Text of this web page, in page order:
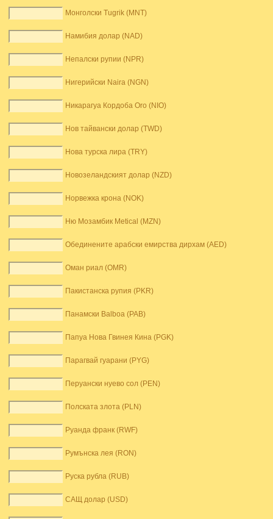
Монголски Tugrik (MNT)
Намибия долар (NAD)
Непалски рупии (NPR)
Нигерийски Naira (NGN)
Никарагуа Кордоба Oro (NIO)
Нов тайвански долар (TWD)
Нова турска лира (TRY)
Новозеландският долар (NZD)
Норвежка крона (NOK)
Ню Мозамбик Metical (MZN)
Обединените арабски емирства дирхам (AED)
Оман риал (OMR)
Пакистанска рупия (PKR)
Панамски Balboa (PAB)
Папуа Нова Гвинея Кина (PGK)
Парагвай гуарани (PYG)
Перуански нуево сол (PEN)
Полската злота (PLN)
Руанда франк (RWF)
Румънска лея (RON)
Руска рубла (RUB)
САЩ долар (USD)